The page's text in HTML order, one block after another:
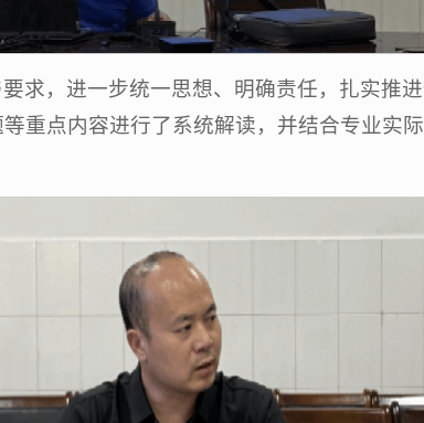
求，进一步统一思想、明确责任，扎实推
重点内容进行了系统解读，并结合专业实